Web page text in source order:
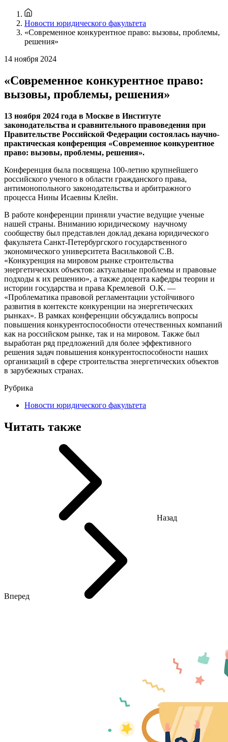
Новости юридического факультета
«Современное конкурентное право: вызовы, проблемы,
решения»
14 ноября 2024
«Современное конкурентное право:
вызовы, проблемы, решения»
13 ноября 2024 года в Москве в Институте
законодательства и сравнительного правоведения при
Правительстве Российской Федерации состоялась научно-
практическая конференция «Современное конкурентное
право: вызовы, проблемы, решения».
Конференция была посвящена 100-летию крупнейшего
российского ученого в области гражданского права,
антимонопольного законодательства и арбитражного
процесса Нины Исаевны Клейн.
В работе конференции приняли участие ведущие ученые
нашей страны. Вниманию юридическому научному
сообществу был представлен доклад декана юридического
факультета Санкт-Петербургского государственного
экономического университета Васильковой С.В.
«Конкуренция на мировом рынке строительства
энергетических объектов: актуальные проблемы и правовые
подходы к их решению», а также доцента кафедры теории и
истории государства и права Кремлевой О.К. —
«Проблематика правовой регламентации устойчивого
развития в контексте конкуренции на энергетических
рынках». В рамках конференции обсуждались вопросы
повышения конкурентоспособности отечественных компаний
как на российском рынке, так и на мировом. Также был
выработан ряд предложений для более эффективного
решения задач повышения конкурентоспособности наших
организаций в сфере строительства энергетических объектов
в зарубежных странах.
Рубрика
Новости юридического факультета
Читать также
Назад
Вперед